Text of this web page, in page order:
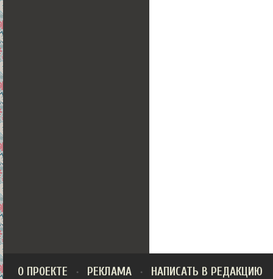
О ПРОЕКТЕ РЕКЛАМА НАПИСАТЬ В РЕДАКЦИЮ